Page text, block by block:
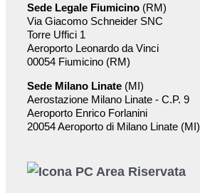
Sede Legale Fiumicino (RM)
Via Giacomo Schneider SNC
Torre Uffici 1
Aeroporto Leonardo da Vinci
00054 Fiumicino (RM)
Sede Milano Linate (MI)
Aerostazione Milano Linate - C.P. 9
Aeroporto Enrico Forlanini
20054 Aeroporto di Milano Linate (MI)
Area Riservata